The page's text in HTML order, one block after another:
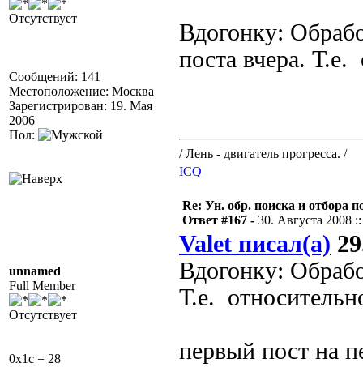
Отсутствует
Сообщений: 141
Местоположение: Москва
Зарегистрирован: 19. Мая
2006
Пол:
Вдогонку:
поста вчера.
/ Лень - двигатель прогресса. /
ICQ
unnamed
Full Member
Отсутствует
0x1c = 28
Re: Ун. обр. поиска и отбора
Ответ #167 - 30. Августа 2008
Valet писал(а)
Вдогонку:
Т.е.
первый пост на